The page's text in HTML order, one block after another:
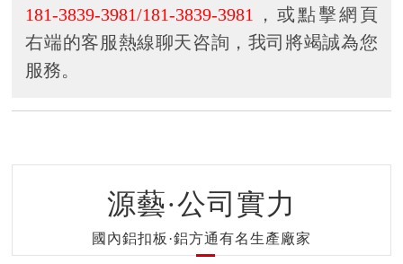
181-3839-3981/181-3839-3981
，或點擊網頁
右端的客服熱線聊天咨詢，我司將竭誠為您
服務。
源藝·公司實力
國內鋁扣板·鋁方通有名生產廠家